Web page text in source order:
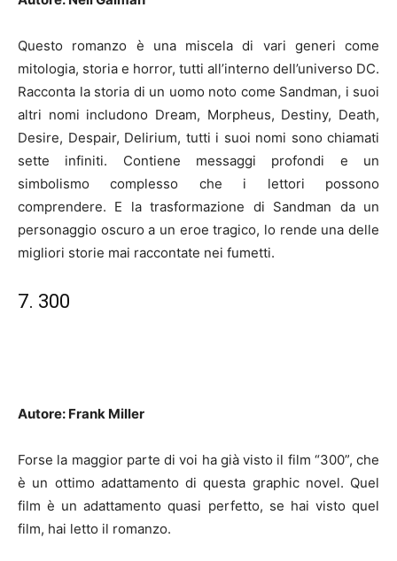
Questo romanzo è una miscela di vari generi come
mitologia, storia e horror, tutti all’interno dell’universo DC.
Racconta la storia di un uomo noto come Sandman, i suoi
altri nomi includono Dream, Morpheus, Destiny, Death,
Desire, Despair, Delirium, tutti i suoi nomi sono chiamati
sette infiniti. Contiene messaggi profondi e un
simbolismo complesso che i lettori possono
comprendere. E la trasformazione di Sandman da un
personaggio oscuro a un eroe tragico, lo rende una delle
migliori storie mai raccontate nei fumetti.
7. 300
Autore: Frank Miller
Forse la maggior parte di voi ha già visto il film “300”, che
è un ottimo adattamento di questa graphic novel. Quel
film è un adattamento quasi perfetto, se hai visto quel
film, hai letto il romanzo.